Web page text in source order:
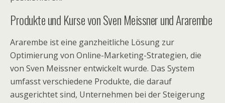
Produkte und Kurse von Sven Meissner und Ararembe
Ararembe ist eine ganzheitliche Lösung zur
Optimierung von Online-Marketing-Strategien, die
von Sven Meissner entwickelt wurde. Das System
umfasst verschiedene Produkte, die darauf
ausgerichtet sind, Unternehmen bei der Steigerung